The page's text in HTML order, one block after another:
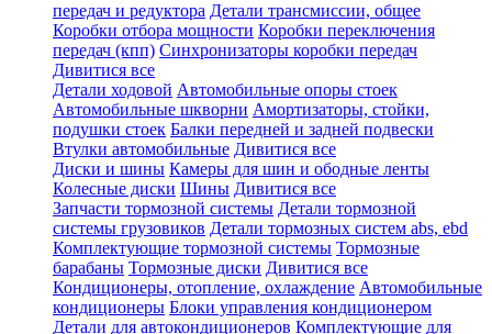
передач и редуктора Детали трансмиссии, общее
Коробки отбора мощности Коробки переключения
передач (кпп) Синхронизаторы коробки передач
Дивитися все
Детали ходовой Автомобильные опоры стоек
Автомобильные шкворни Амортизаторы, стойки,
подушки стоек Балки передней и задней подвески
Втулки автомобильные Дивитися все
Диски и шины Камеры для шин и ободные ленты
Колесные диски Шины Дивитися все
Запчасти тормозной системы Детали тормозной
системы грузовиков Детали тормозных систем abs, ebd
Комплектующие тормозной системы Тормозные
барабаны Тормозные диски Дивитися все
Кондиционеры, отопление, охлаждение Автомобильные
кондиционеры Блоки управления кондиционером
Детали для автокондиционеров Комплектующие для